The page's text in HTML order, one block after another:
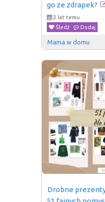
go ze zdrapek?
2 lat temu
Śledź
Dodaj
Mama w domu
Drobne